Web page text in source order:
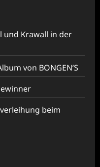
und Krawall in der
von BONGEN’S
beim